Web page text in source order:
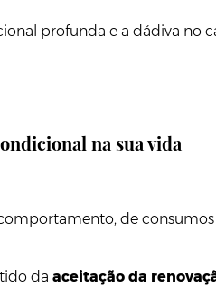
profunda e a dádiva no
na sua vida
de
da aceitação da